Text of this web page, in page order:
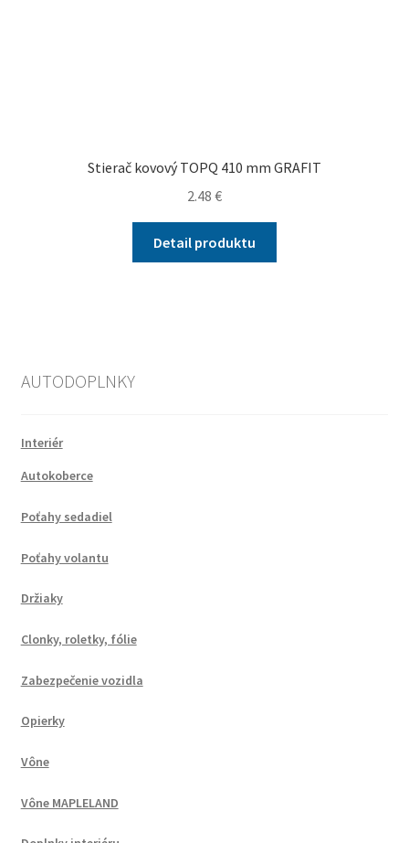
Stierač kovový TOPQ 410 mm GRAFIT
2.48 €
Detail produktu
AUTODOPLNKY
Interiér
Autokoberce
Poťahy sedadiel
Poťahy volantu
Držiaky
Clonky, roletky, fólie
Zabezpečenie vozidla
Opierky
Vône
Vône MAPLELAND